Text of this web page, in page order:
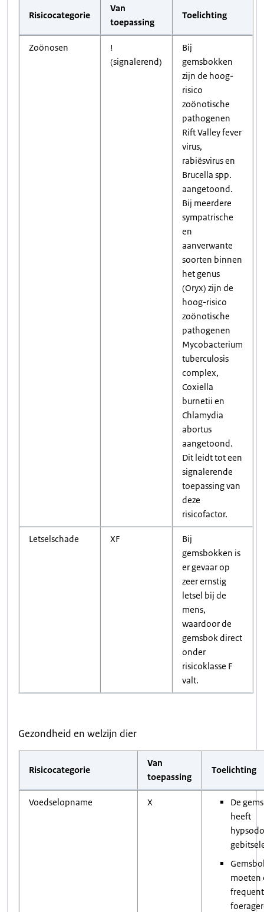
Risicocategorie
Van
toepassing
Toelichting
Zoönosen
!
(signalerend)
Bij
gemsbokken
zijn de hoog-
risico
zoönotische
pathogenen
Rift Valley fever
virus,
rabiësvirus en
Brucella spp.
aangetoond.
Bij meerdere
sympatrische
en
aanverwante
soorten binnen
het genus
(Oryx) zijn de
hoog-risico
zoönotische
pathogenen
Mycobacterium
tuberculosis
complex,
Coxiella
burnetii en
Chlamydia
abortus
aangetoond.
Dit leidt tot een
signalerende
toepassing van
deze
risicofactor.
Letselschade XF
Bij
gemsbokken is
er gevaar op
zeer ernstig
letsel bij de
mens,
waardoor de
gemsbok direct
onder
risicoklasse F
valt.
Gezondheid en welzijn dier
Risicocategorie
Van
toepassing
Toelichting
Voedselopname X
De
heeft
moeten
frequent